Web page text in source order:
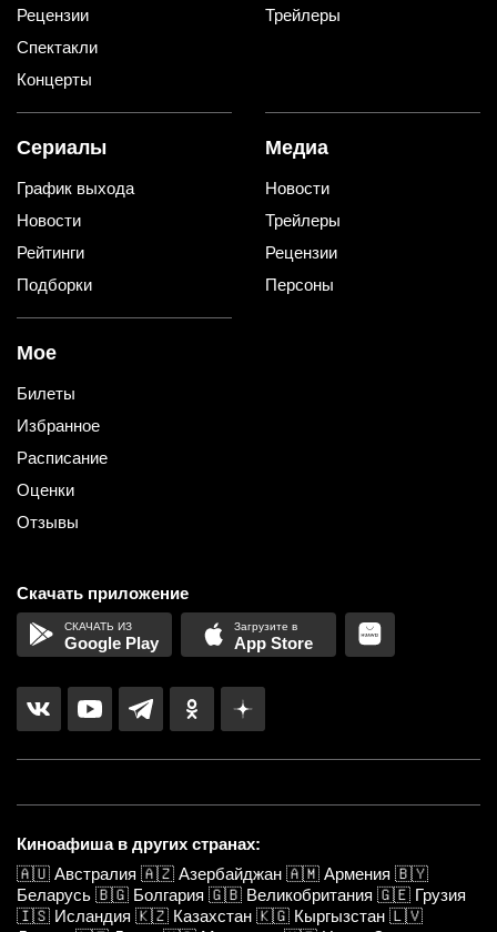
Рецензии
Спектакли
Концерты
Трейлеры
Сериалы
График выхода
Новости
Рейтинги
Подборки
Медиа
Новости
Трейлеры
Рецензии
Персоны
Мое
Билеты
Избранное
Расписание
Оценки
Отзывы
Скачать приложение
Google Play App Store
Киноафиша в других странах:
🇦🇺 Австралия 🇦🇿 Азербайджан 🇦🇲 Армения 🇧🇾
Беларусь 🇧🇬 Болгария 🇬🇧 Великобритания 🇬🇪 Грузия
🇮🇸 Исландия 🇰🇿 Казахстан 🇰🇬 Кыргызстан 🇱🇻